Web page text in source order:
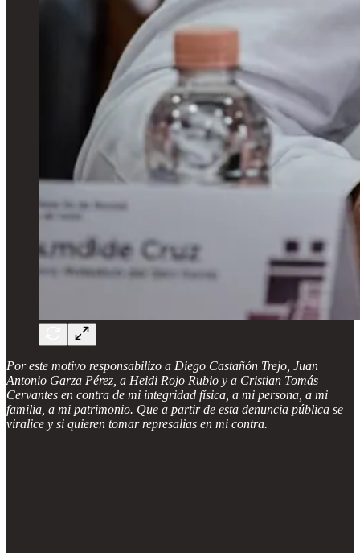
Por este motivo responsabilizo a Diego Castañón Trejo, Juan
Antonio Garza Pérez, a Heidi Rojo Rubio y a Cristian Tomás
Cervantes en contra de mi integridad física, a mi persona, a mi
familia, a mi patrimonio. Que a partir de esta denuncia pública se
viralice y si quieren tomar represalias en mi contra.